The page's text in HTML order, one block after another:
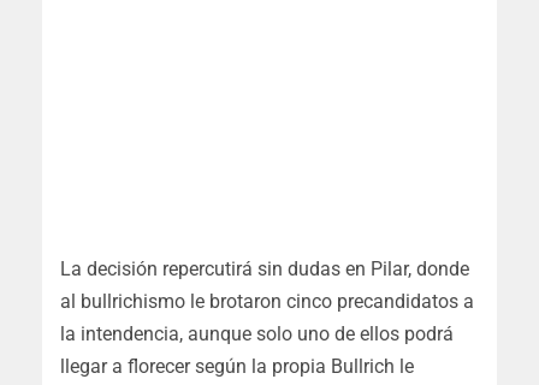
La decisión repercutirá sin dudas en Pilar, donde
al bullrichismo le brotaron cinco precandidatos a
la intendencia, aunque solo uno de ellos podrá
llegar a florecer según la propia Bullrich le